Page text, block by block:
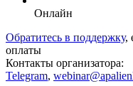
Онлайн
Обратитесь в поддержку,
оплаты
Контакты организатора:
Telegram,